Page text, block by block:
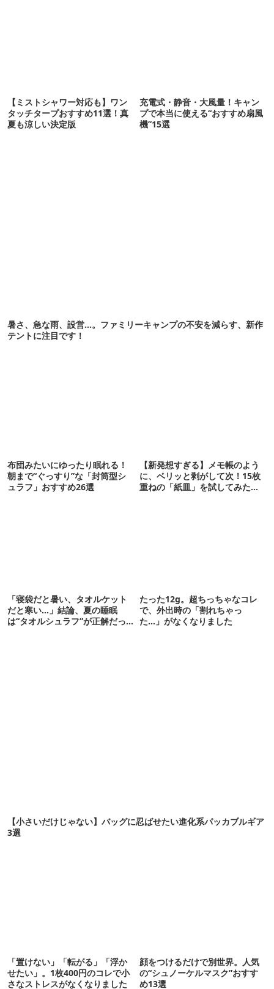
【ミストシャワー対応も】ワン
タッチタープおすすめ11選！真
夏も涼しい決定版
充電式・静音・大風量！キャン
プで本当に使える“おすすめ扇風
機”15選
暑さ、急な雨、設営…。ファミリーキャンプの不安を減らす、新作
テントに注目です！
布団みたいにゆったり眠れる！
朝まで“ぐっすり”な「封筒型シ
ュラフ」おすすめ26選
【新発想すぎる】メモ帳のよう
に、ベリッと剥がして次！15枚
重ねの「紙皿」を試してみた
「寝袋だと暑い、タオルケット
だと寒い…」結論、夏の睡眠
は“タオルシュラフ”が正解だっ
たった12g。超ちっちゃなコレ
で、外出時の「割れちゃっ
た…」がなくなりました
【小さいだけじゃない】バッグに忍ばせたい進化系パッカブルギア
3選
「置けない」「転がる」「浮か
せたい」。1枚400円のコレで小
さなストレスがなくなりました
顔をつけるだけで別世界。人気
の“シュノーケルマスク”おすす
め13選